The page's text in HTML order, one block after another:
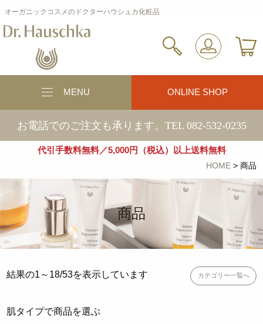
オーガニックコスメのドクターハウシュカ化粧品
MENU ONLINE SHOP
お電話でのご注文も承ります。TEL 082-532-0235
代引手数料無料／5,000円（税込）以上送料無料
HOME> 商品
商品
結果の1～18/53を表示しています カテゴリー一覧へ
肌タイプで商品を選ぶ